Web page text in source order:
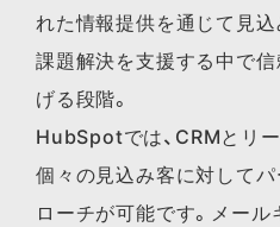
れた情報提供を通じて見込
課題解決を支援する中で
げる段階。
HubSpotでは、CRMとリ
個々の見込み客に対して
ローチが可能です。メー